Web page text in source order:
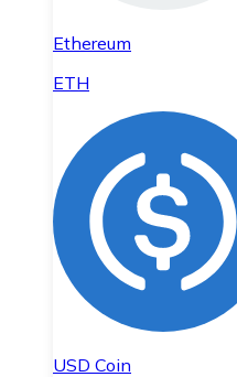
Ethereum
ETH
USD Coin